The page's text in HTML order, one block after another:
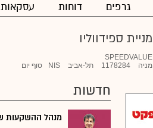
גרפים דוחות עסקאות
מניית ספידווליו
SPEEDVALUE
מניה
1178284 תל-אביב NIS סוף יום
חדשות
מנהל ההשקעות